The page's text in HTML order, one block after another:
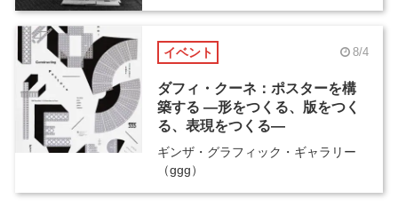
イベント 8/4
ダフィ・クーネ：ポスターを構
築する ―形をつくる、版をつく
る、表現をつくる―
ギンザ・グラフィック・ギャラリー
（ggg）